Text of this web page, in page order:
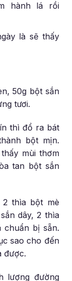
hành lá rồi
là sẽ thấy
50g bột sắn
tươi.
thì đổ ra bát
bột mịn.
mùi thơm
tan bột sắn
thìa bột mè
dây, 2 thìa
chuẩn bị sẵn.
sao cho đến
được.
lượng đường